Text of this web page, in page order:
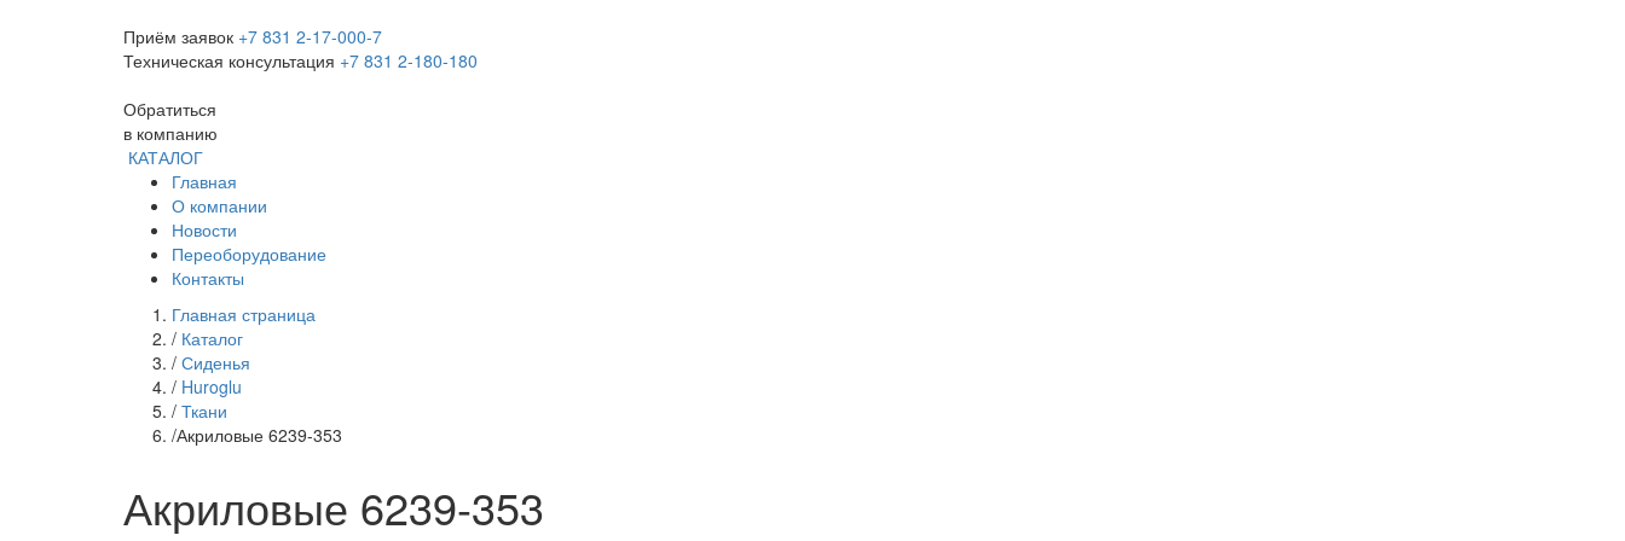
Приём заявок +7 831 2-17-000-7
Техническая консультация +7 831 2-180-180
Обратиться
в компанию
КАТАЛОГ
Главная
О компании
Новости
Переоборудование
Контакты
Главная страница
/ Каталог
/ Сиденья
/ Huroglu
/ Ткани
/Акриловые 6239-353
Акриловые 6239-353